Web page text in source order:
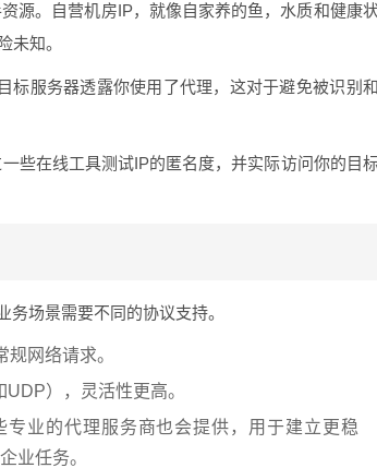
源。自营机房IP，就像自家养的鱼，水质和健康
未知。
标服务器透露你使用了代理，这对于避免被识别和
些在线工具测试IP的匿名度，并实际访问你的目
场景需要不同的协议支持。
网络请求。
），灵活性更高。
专业的代理服务商也会提供，用于建立更稳
业任务。